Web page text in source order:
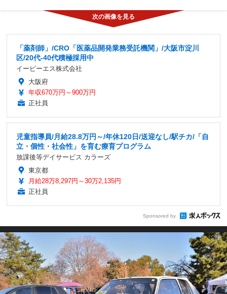
「薬剤師」/CRO「医薬品開発業務受託機関」/大阪市淀川
区/20代-40代積極採用中
イーピーエス株式会社
大阪府
年収670万円～900万円
正社員
児童指導員/月給28.8万円～/年休120日/送迎なし/駅チカ/「自
立・個性・社会性」を育む療育プログラム
放課後等デイサービス カラーズ
東京都
月給28万8,297円～30万2,135円
正社員
Sponsored by